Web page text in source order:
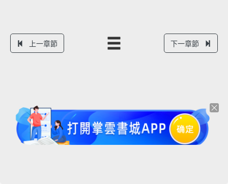
上一章節 下一章節